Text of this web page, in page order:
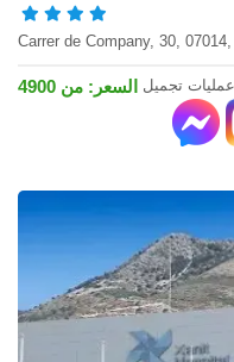
عمليات تجميل